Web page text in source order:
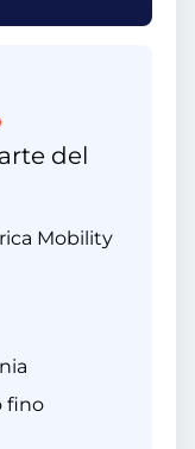
del
Mobility
fino